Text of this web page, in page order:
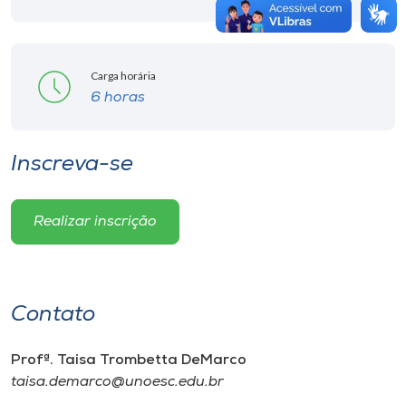
Carga horária
6 horas
Inscreva-se
Realizar inscrição
Contato
Profª. Taisa Trombetta DeMarco
taisa.demarco@unoesc.edu.br